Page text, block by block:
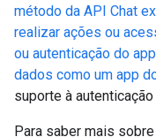
método da API Chat
realizar ações ou
ou autenticação do
dados como um app
suporte à
Para saber mais